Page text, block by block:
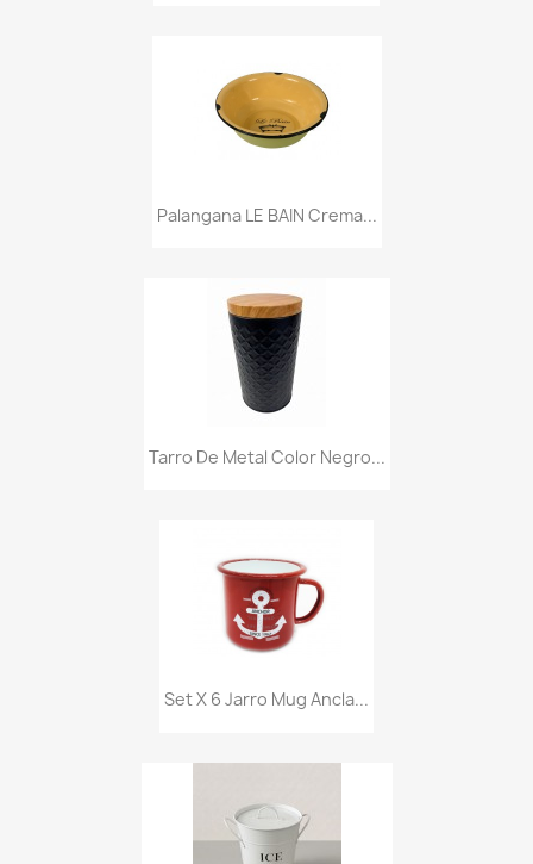
Palangana LE BAIN Crema...
Tarro De Metal Color Negro...
Set X 6 Jarro Mug Ancla...